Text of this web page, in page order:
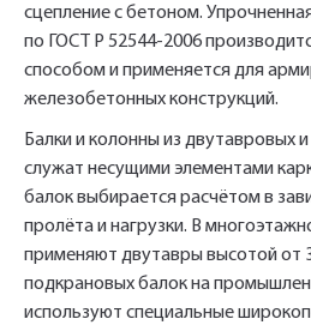
сцепление с бетоном.
по ГОСТ Р 52544-2006
способом и применяется для
железобетонных конструкций.
Балки и колонны из двутавровых
служат несущими элементами
балок выбирается расчётом в
пролёта и нагрузки. В
применяют двутавры высотой от
подкрановых балок на
используют специальные